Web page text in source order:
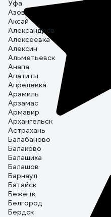
Уфа
Азов
Аксай
Александров
Алексеевка
Алексин
Альметьевск
Анапа
Апатиты
Апрелевка
Арамиль
Арзамас
Армавир
Архангельск
Астрахань
Балабаново
Балаково
Балашиха
Балашов
Барнаул
Батайск
Бежецк
Белгород
Бердск